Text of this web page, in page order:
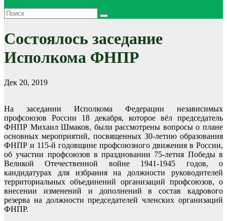
Состоялось заседание
Исполкома ФНПР
Дек 20, 2019
На заседании Исполкома Федерации независимых
профсоюзов России 18 декабря, которое вёл председатель
ФНПР Михаил Шмаков, были рассмотрены вопросы о плане
основных мероприятий, посвященных 30-летию образования
ФНПР и 115-й годовщине профсоюзного движения в России,
об участии профсоюзов в праздновании 75-летия Победы в
Великой Отечественной войне 1941-1945 годов, о
кандидатурах для избрания на должности руководителей
территориальных объединений организаций профсоюзов, о
внесении изменений и дополнений в состав кадрового
резерва на должности председателей членских организаций
ФНПР.